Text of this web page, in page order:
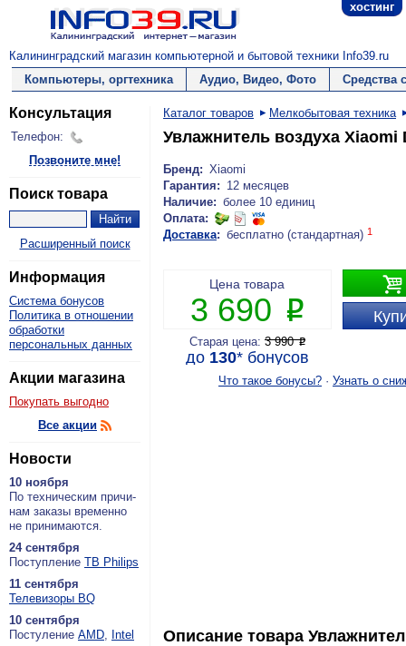
хостинг
Калининградский магазин компьютерной и бытовой техники Info39.ru
Компьютеры, оргтехника
Аудио, Видео, Фото Средства
Консультация
Телефон:
Позвоните мне!
Поиск товара
Расширенный поиск
Информация
Система бонусов
Политика в отношении
обработки
персональных данных
Акции магазина
Покупать выгодно
Все акции
Новости
10 ноября
По тех­ни­че­ским при­чи­
нам за­ка­зы вре­мен­но
не при­ни­ма­ют­ся.
24 сентября
По­ступ­ле­ние ТВ Philips
11 сентября
Теле­ви­зо­ры BQ
10 сентября
По­сту­ле­ние AMD, Intel
Каталог товаров Мелкобытовая техника
Увлажнитель воздуха Xiaomi
Бренд: Xiaomi
Гарантия: 12 месяцев
Наличие: более 10 единиц
Оплата:
Доставка: бесплатно (стандартная) 1

Цена товара
3 690 P
Старая цена: 3 990P
до 130*бонусов
Что такое бонусы? · Узнать о
Описание товара